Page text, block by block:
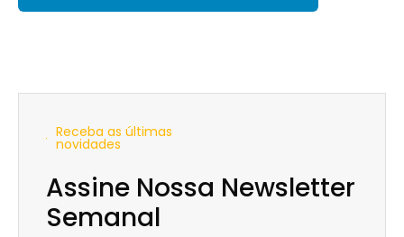
Receba as últimas
novidades
Assine Nossa Newsletter
Semanal